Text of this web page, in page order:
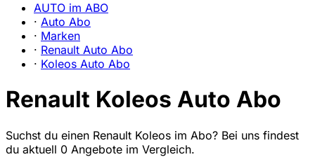
AUTO im ABO
· Auto Abo
· Marken
· Renault Auto Abo
· Koleos Auto Abo
Renault Koleos Auto Abo
Suchst du einen Renault Koleos im Abo? Bei uns findest
du aktuell 0 Angebote im Vergleich.